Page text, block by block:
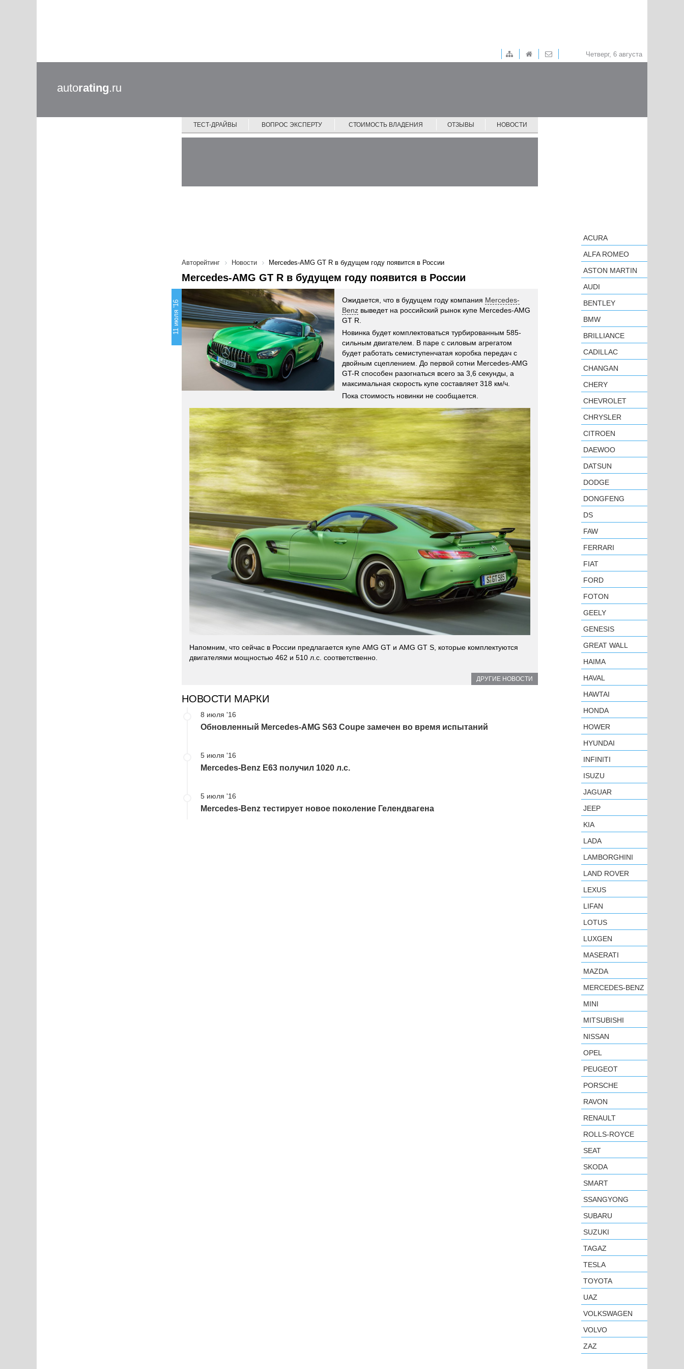
Четверг, 6 августа
autorating.ru
ТЕСТ-ДРАЙВЫ ВОПРОС ЭКСПЕРТУ СТОИМОСТЬ ВЛАДЕНИЯ ОТЗЫВЫ НОВОСТИ
Авторейтинг Новости Mercedes-AMG GT R в будущем году появится в России
Mercedes-AMG GT R в будущем году появится в России
11 июля '16 Ожидается, что в будущем году компания Mercedes-
Benz выведет на российский рынок купе Mercedes-AMG
GT R.
Новинка будет комплектоваться турбированным 585-
сильным двигателем. В паре с силовым агрегатом
будет работать семиступенчатая коробка передач с
двойным сцеплением. До первой сотни Mercedes-AMG
GT-R способен разогнаться всего за 3,6 секунды, а
максимальная скорость купе составляет 318 км/ч.
Пока стоимость новинки не сообщается.
Напомним, что сейчас в России предлагается купе AMG GT и AMG GT S, которые комплектуются
двигателями мощностью 462 и 510 л.с. соответственно.
ДРУГИЕ НОВОСТИ
НОВОСТИ МАРКИ
8 июля '16
Обновленный Mercedes-AMG S63 Coupe замечен во время испытаний
5 июля '16
Mercedes-Benz E63 получил 1020 л.с.
5 июля '16
Mercedes-Benz тестирует новое поколение Гелендвагена
ACURA
ALFA ROMEO
ASTON MARTIN
AUDI
BENTLEY
BMW
BRILLIANCE
CADILLAC
CHANGAN
CHERY
CHEVROLET
CHRYSLER
CITROEN
DAEWOO
DATSUN
DODGE
DONGFENG
DS
FAW
FERRARI
FIAT
FORD
FOTON
GEELY
GENESIS
GREAT WALL
HAIMA
HAVAL
HAWTAI
HONDA
HOWER
HYUNDAI
INFINITI
ISUZU
JAGUAR
JEEP
KIA
LADA
LAMBORGHINI
LAND ROVER
LEXUS
LIFAN
LOTUS
LUXGEN
MASERATI
MAZDA
MERCEDES-BENZ
MINI
MITSUBISHI
NISSAN
OPEL
PEUGEOT
PORSCHE
RAVON
RENAULT
ROLLS-ROYCE
SEAT
SKODA
SMART
SSANGYONG
SUBARU
SUZUKI
TAGAZ
TESLA
TOYOTA
UAZ
VOLKSWAGEN
VOLVO
ZAZ